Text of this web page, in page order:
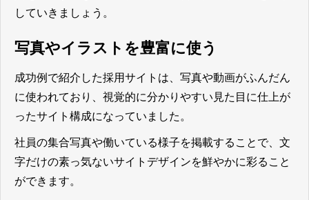
していきましょう。
写真やイラストを豊富に使う
成功例で紹介した採用サイトは、写真や動画がふんだん
に使われており、視覚的に分かりやすい見た目に仕上が
ったサイト構成になっていました。
社員の集合写真や働いている様子を掲載することで、文
字だけの素っ気ないサイトデザインを鮮やかに彩ること
ができます。